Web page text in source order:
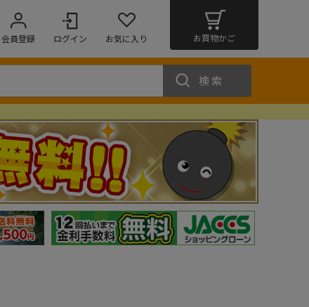
会員登録 ログイン お気に入り お買物かご
検索